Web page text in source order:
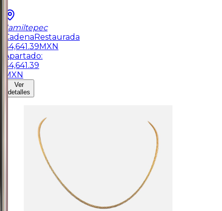
Jamiltepec
CadenaRestaurada
$4,641.39MXN
Apartado:
$4,641.39
MXN
Ver
detalles